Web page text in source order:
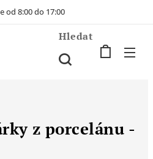
od 8:00 do 17:00
Hledat
z porcelánu -